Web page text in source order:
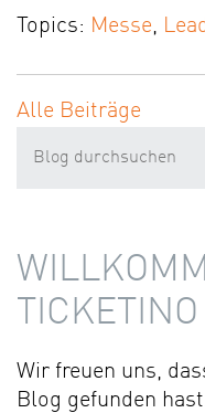
Topics: Messe,
Alle Beiträge
Wir freuen uns,
Blog gefunden